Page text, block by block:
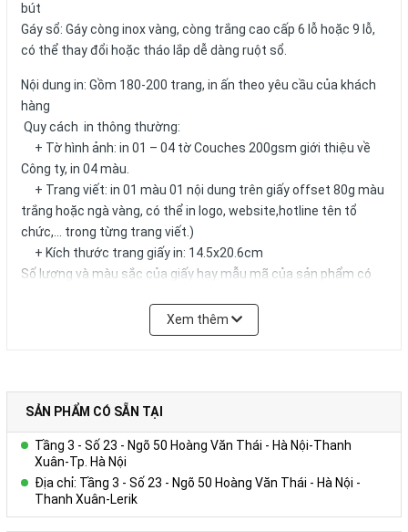
bút
Gáy sổ: Gáy còng inox vàng, còng trắng cao cấp 6 lỗ hoặc 9 lỗ,
có thể thay đổi hoặc tháo lắp dễ dàng ruột sổ.
Nội dung in: Gồm 180-200 trang, in ấn theo yêu cầu của khách
hàng
Quy cách in thông thường:
+ Tờ hình ảnh: in 01 – 04 tờ Couches 200gsm giới thiệu về
Công ty, in 04 màu.
+ Trang viết: in 01 màu 01 nội dung trên giấy offset 80g màu
trắng hoặc ngà vàng, có thể in logo, website,hotline tên tổ
chức,… trong từng trang viết.)
+ Kích thước trang giấy in: 14.5x20.6cm
Số lượng và màu sắc của giấy hay mẫu mã của sản phẩm có
Xem thêm
SẢN PHẨM CÓ SẴN TẠI
Tầng 3 - Số 23 - Ngõ 50 Hoàng Văn Thái - Hà Nội-Thanh
Xuân-Tp. Hà Nội
Địa chỉ: Tầng 3 - Số 23 - Ngõ 50 Hoàng Văn Thái - Hà Nội -
Thanh Xuân-Lerik